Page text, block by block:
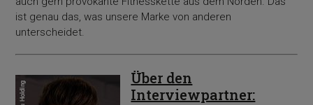
ist genau das, was unsere Marke von anderen
unterscheidet.
Über den
Interviewpartner: